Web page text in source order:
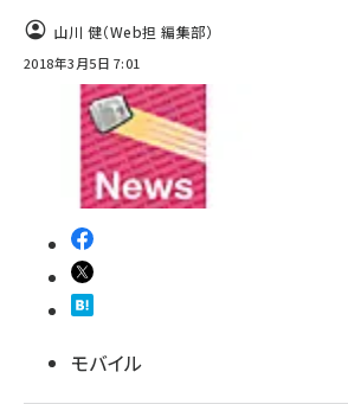
山川 健（Web担 編集部）
2018年3月5日 7:01
モバイル